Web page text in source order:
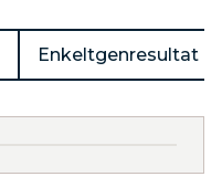
Enkeltgenresultat